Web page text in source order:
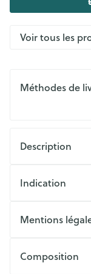
Voir tous les
Méthodes de
Description
Indication
Mentions
Composition